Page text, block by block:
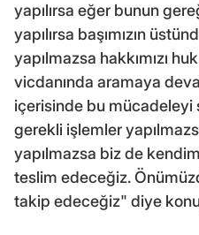
yapılırsa eğer bunun
yapılırsa başımızın
yapılmazsa hakkımızı
vicdanında aramaya
içerisinde bu mücadeleyi
gerekli işlemler
yapılmazsa biz de
teslim edeceğiz.
takip edeceğiz" diye